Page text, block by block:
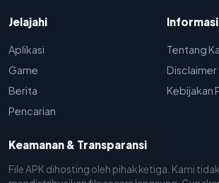
Jelajahi
Aplikasi
Game
Berita
Pencarian
Informasi
Tentang
Disclaimer
Kebijakan
Keamanan & Transparansi
File APK dihosting oleh pihak ketiga. Kami